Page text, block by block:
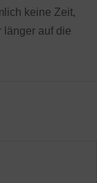
keine Zeit,
länger auf die